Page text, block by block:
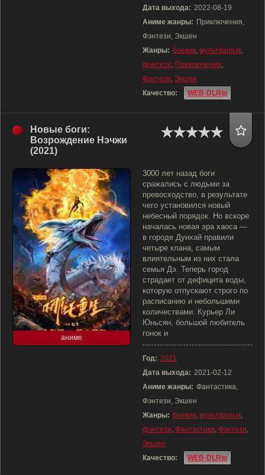
Дата выхода: 2022-08-19
Аниме жанры: Приключения,
Фэнтези, Экшен
Жанры: боевик, мультфильм,
фэнтези, Приключения,
Фэнтези, Экшен
Качество:
WEB-DLRip
Новые боги:
Возрождение Нэчжи
(2021)
аниме
3000 лет назад боги
сражались с людьми за
превосходство, в результате
чего установился новый
небесный порядок. Но вскоре
началась новая эра хаоса —
в городе Дунхай правили
четыре клана, самым
влиятельным из них стала
семья Дэ. Теперь город
страдает от дефицита воды,
которую отпускают строго по
расписанию и небольшими
количествами. Курьер Ли
Юньсян, большой любитель
гонок и
Год: 2021
Дата выхода: 2021-02-12
Аниме жанры: Фантастика,
Фэнтези, Экшен
Жанры: боевик, мультфильм,
фэнтези, Фантастика, Фэнтези,
Экшен
Качество:
WEB-DLRip